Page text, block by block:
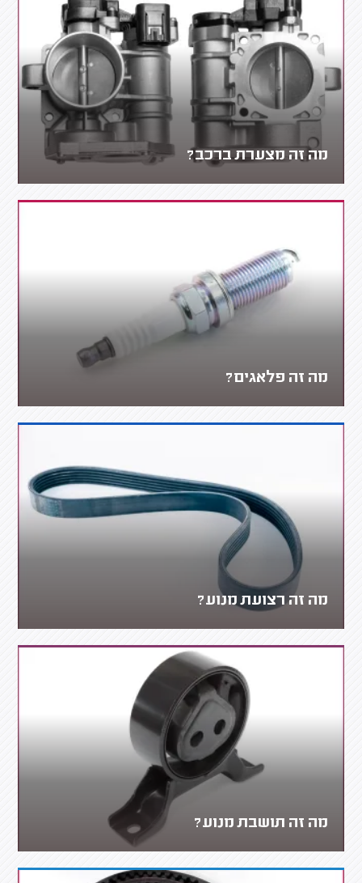
מה זה מצערת ברכב?
מה זה פלאגים?
מה זה רצועת מנוע?
מה זה תושבת מנוע?